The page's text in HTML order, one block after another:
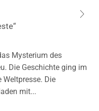
Mysterium des
Die Geschichte ging im
Die
mit...